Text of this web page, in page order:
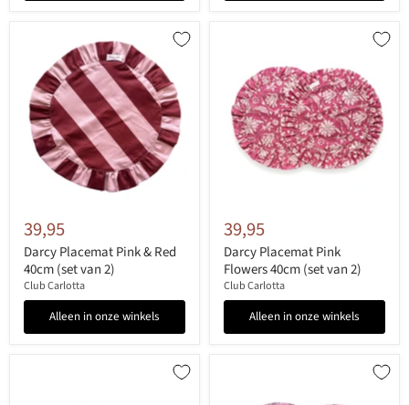
39,95
Darcy Placemat Pink & Red
40cm (set van 2)
Club Carlotta
Alleen in onze winkels
39,95
Darcy Placemat Pink
Flowers 40cm (set van 2)
Club Carlotta
Alleen in onze winkels